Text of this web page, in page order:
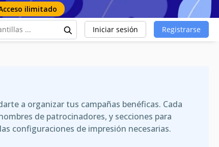
ilimitado
Iniciar sesión Registrarse
a organizar tus campañas benéficas. Cada
de patrocinadores, y secciones para
configuraciones de impresión necesarias.